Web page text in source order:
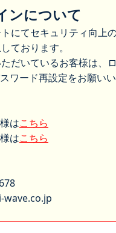
ンについて
にてセキュリティ向上
ております。
だいているお客様は、
ワード再設定をお願い
はこちら
はこちら
wave.co.jp